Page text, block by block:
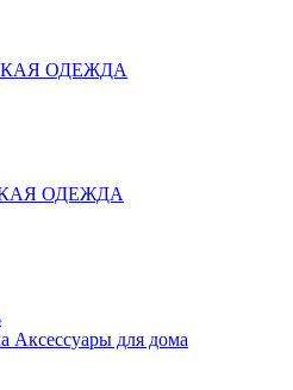
ОДЕЖДА
ОДЕЖДА
Аксессуары для дома